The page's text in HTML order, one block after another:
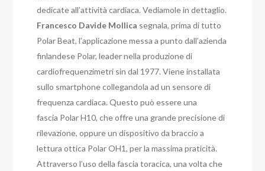
dedicate all’attività cardiaca. Vediamole in dettaglio.
Francesco Davide Mollica segnala, prima di tutto
Polar Beat, l’applicazione messa a punto dall’azienda
finlandese Polar, leader nella produzione di
cardiofrequenzimetri sin dal 1977. Viene installata
sullo smartphone collegandola ad un sensore di
frequenza cardiaca. Questo può essere una
fascia Polar H10, che offre una grande precisione di
rilevazione, oppure un dispositivo da braccio a
lettura ottica Polar OH1, per la massima praticità.
Attraverso l’uso della fascia toracica, una volta che